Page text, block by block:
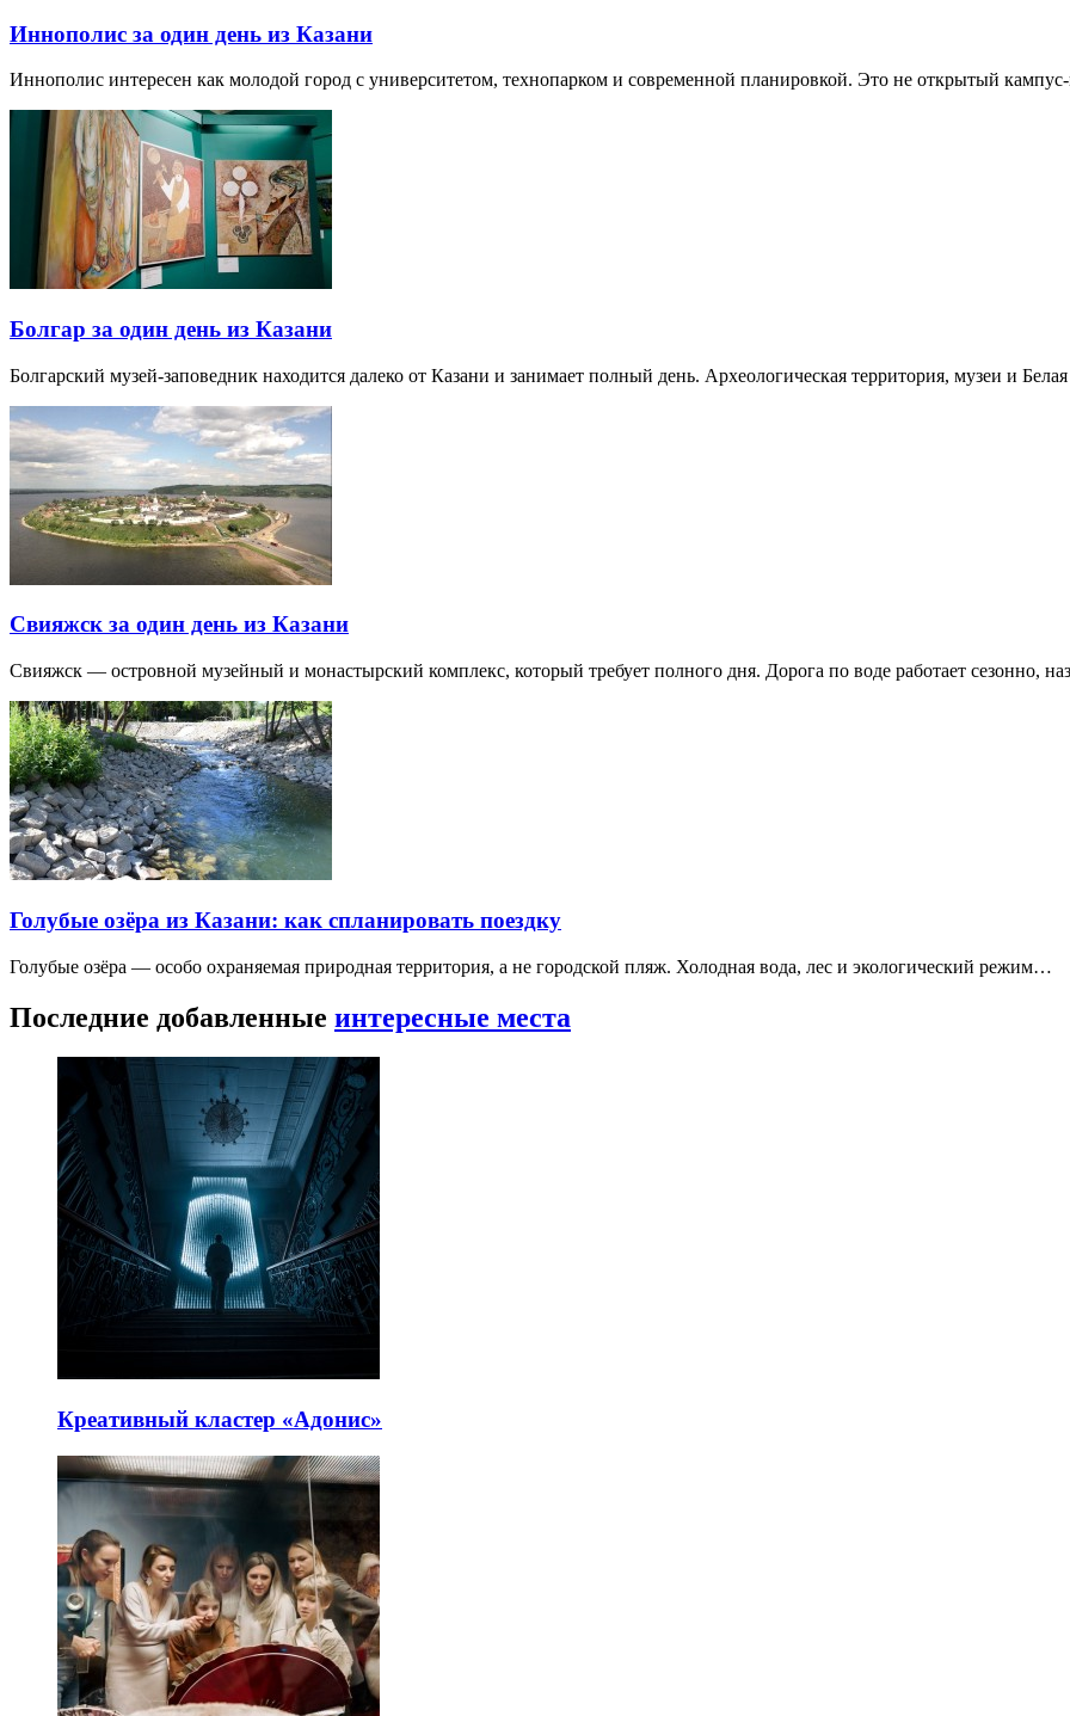
Иннополис за один день из Казани
Иннополис интересен как молодой город с университетом, технопарком и современной планировкой. Это не открытый
Болгар за один день из Казани
Болгарский музей-заповедник находится далеко от Казани и занимает полный день. Археологическая территория, музеи и
Свияжск за один день из Казани
Свияжск — островной музейный и монастырский комплекс, который требует полного дня. Дорога по воде работает сезонно,
Голубые озёра из Казани: как спланировать поездку
Голубые озёра — особо охраняемая природная территория, а не городской пляж. Холодная вода, лес и экологический режим…
Последние добавленные интересные места
Креативный кластер «Адонис»